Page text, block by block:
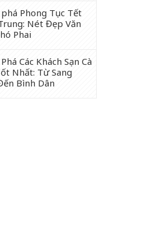
Phong Tục Tết
Nét Đẹp Văn
Phai
Các Khách Sạn Cà
Nhất: Từ Sang
Bình Dân